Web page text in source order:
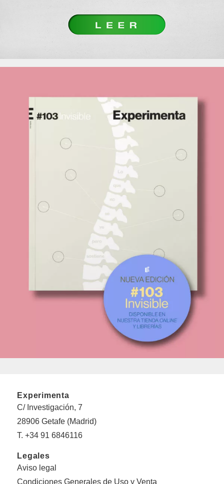
Experimenta
C/ Investigación, 7
28906 Getafe (Madrid)
T. +34 91 6846116
Legales
Aviso legal
Condiciones Generales de Uso y Venta